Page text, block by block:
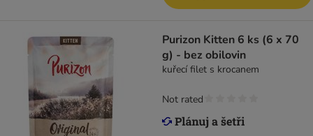
Purizon Kitten 6 ks (6 x 70
g) - bez obilovin
kuřecí filet s krocanem
Not rated